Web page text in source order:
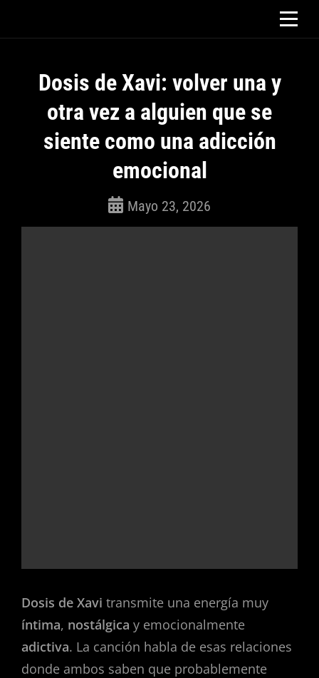
Dosis de Xavi: volver una y
otra vez a alguien que se
siente como una adicción
emocional
Mayo 23, 2026
Dosis de Xavi transmite una energía muy
íntima, nostálgica y emocionalmente
adictiva. La canción habla de esas relaciones
donde ambos saben que probablemente